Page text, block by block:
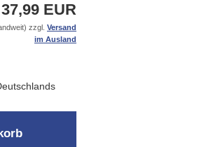
EUR
zzgl. Versand
im Ausland